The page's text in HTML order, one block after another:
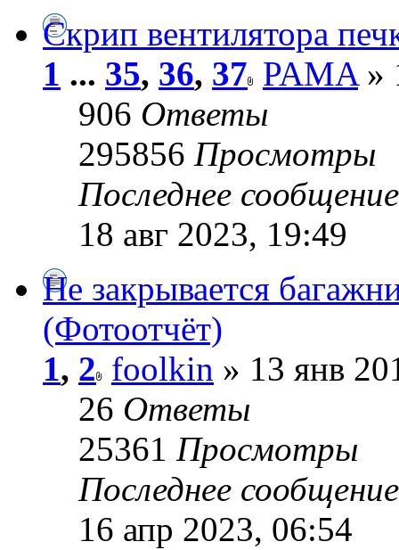
Скрип вентилятора
1 ... 35, 36, 37 PAMA»
906 Ответы
295856 Просмотры
Последнее
18 авг 2023, 19:49
Не закрывается
(Фотоотчёт)
1, 2 foolkin » 13 янв
26 Ответы
25361 Просмотры
Последнее
16 апр 2023, 06:54